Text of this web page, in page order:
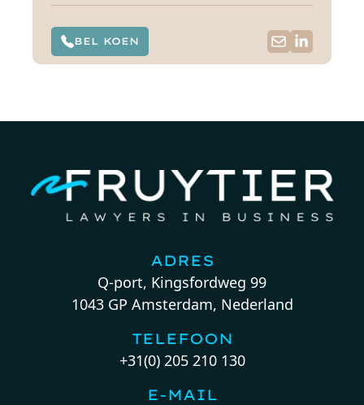
BEL KOEN
ADRES
Q-port, Kingsfordweg 99
1043 GP Amsterdam, Nederland
TELEFOON
+31(0) 205 210 130
E-MAIL